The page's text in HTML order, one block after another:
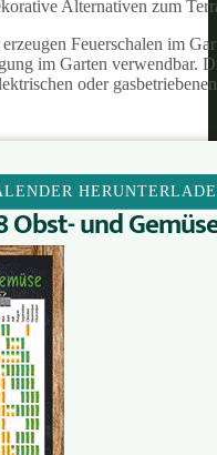
Alternativen zum
erzeugen Feuerschalen im
im Garten verwendbar.
oder
Obst- und